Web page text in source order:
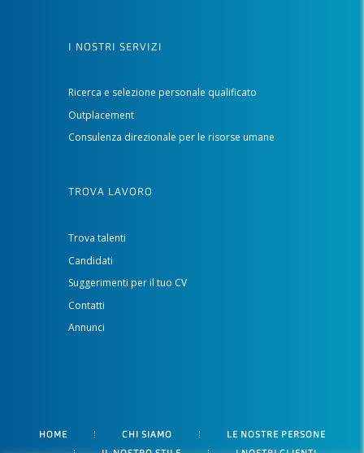
I NOSTRI SERVIZI
Ricerca e selezione personale qualificato
Outplacement
Consulenza direzionale per le risorse umane
TROVA LAVORO
Trova talenti
Candidati
Suggerimenti per il tuo CV
Contatti
Annunci
HOME CHI SIAMO LE NOSTRE PERSONE